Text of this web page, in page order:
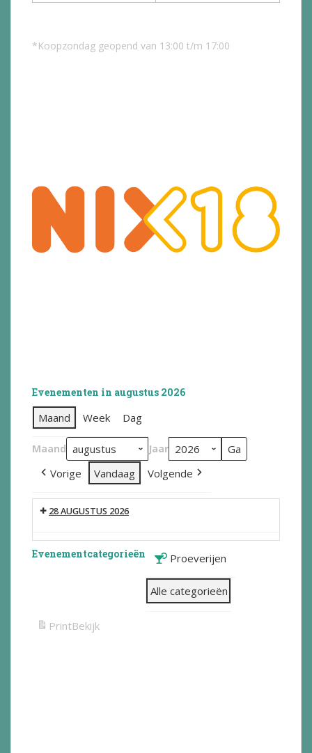
*Koopzondag geopend van 13:00 t/m 17:00
Evenementen in augustus 2026
Maand Week Dag
Maand Jaar
Vorige Vandaag Volgende
28 AUGUSTUS 2026
Evenementcategorieën Proeverijen
Alle categorieën
PrintBekijk